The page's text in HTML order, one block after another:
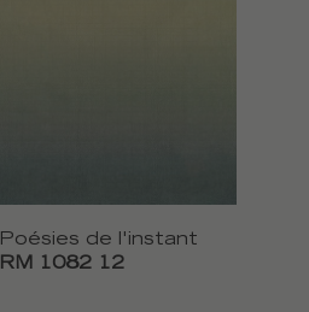
Poésies de l'instant
RM 1082 12